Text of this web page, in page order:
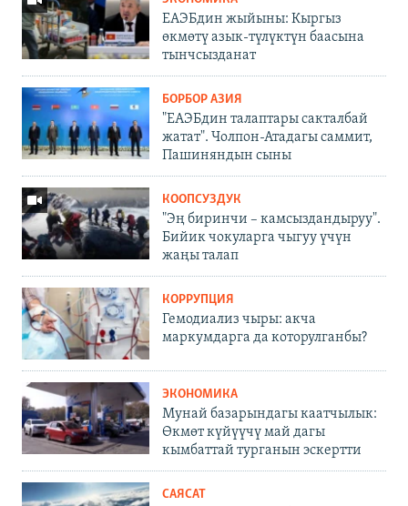
ЕАЭБдин жыйыны: Кыргыз
өкмөтү азык-түлүктүн баасына
тынчсызданат
БОРБОР АЗИЯ
"ЕАЭБдин талаптары сакталбай
жатат". Чолпон-Атадагы саммит,
Пашиняндын сыны
КООПСУЗДУК
"Эң биринчи – камсыздандыруу".
Бийик чокуларга чыгуу үчүн
жаңы талап
КОРРУПЦИЯ
Гемодиализ чыры: акча
маркумдарга да которулганбы?
ЭКОНОМИКА
Мунай базарындагы каатчылык:
Өкмөт күйүүчү май дагы
кымбаттай турганын эскертти
САЯСАТ